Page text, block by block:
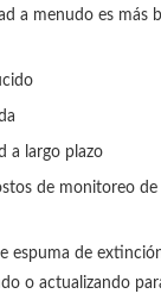
a menudo es más
a largo plazo
de monitoreo de
espuma de
o actualizando